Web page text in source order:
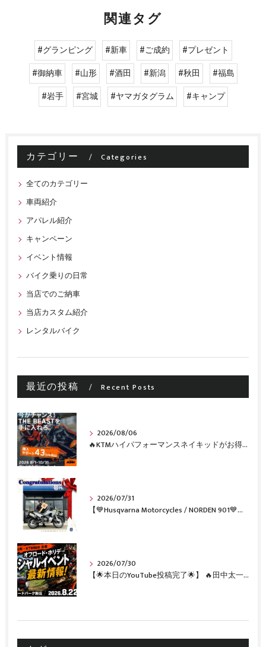
関連タグ
#グランピング #新車 #ご成約
#プレゼント
#御納車
#山形 #酒田 #新潟 #秋田
#福島
#岩手
#宮城 #ヤマガタグラム #キャンプ
カテゴリー Categories
全てのカテゴリー
車両紹介
アパレル紹介
キャンペーン
イベント情報
バイク乗りの日常
当店でのご納車
当店カスタム紹介
レンタルバイク
最近の投稿 Recent Posts
2026/08/06
🔥KTMハイパフォーマンスネイキッドがお得に手に入るチャンス🔥
2026/07/31
【💙Husqvarna Motorcycles / NORDEN 901💙】 ご納車おめでとうございます🎉✨
2026/07/30
【🌟本日のYouTube投稿完了🌟】 🔥田中太一さんをスペシャルゲストに🔥 8月22日(土)オフロード・ホリデー最新情報！！